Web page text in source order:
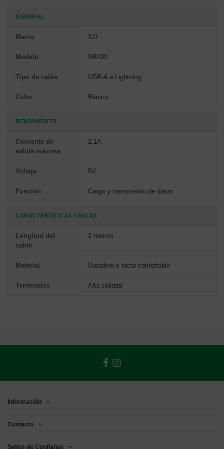
GENERAL
Marca XO
Modelo NB200
Tipo de cable USB-A a Lightning
Color Blanco
RENDIMIENTO
Corriente de
salida máxima
2.1A
Voltaje 5V
Función Carga y transmisión de datos
CARACTERÍSTICAS FÍSICAS
Longitud del
cable
2 metros
Material Duradero y tacto confortable
Terminales Alta calidad
Información
Contacto
Sellos de Confianza